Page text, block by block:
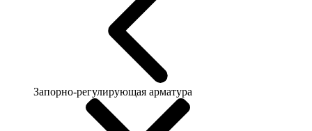
Запорно-регулирующая арматура